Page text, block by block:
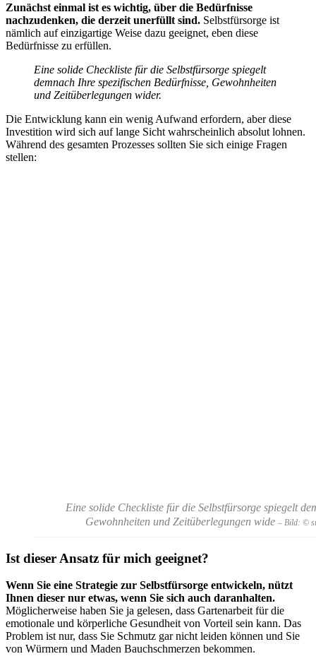
Zunächst einmal ist es wichtig, über die Bedürfnisse
nachzudenken, die derzeit unerfüllt sind. Selbstfürsorge ist
nämlich auf einzigartige Weise dazu geeignet, eben diese
Bedürfnisse zu erfüllen.
Eine solide Checkliste für die Selbstfürsorge spiegelt
demnach Ihre spezifischen Bedürfnisse, Gewohnheiten
und Zeitüberlegungen wider.
Die Entwicklung kann ein wenig Aufwand erfordern, aber diese
Investition wird sich auf lange Sicht wahrscheinlich absolut lohnen.
Während des gesamten Prozesses sollten Sie sich einige Fragen
stellen:
Eine solide Checkliste für die Selbstfürsorge spiegelt
Gewohnheiten und Zeitüberlegungen wide – Bild: ©
Ist dieser Ansatz für mich geeignet?
Wenn Sie eine Strategie zur Selbstfürsorge entwickeln, nützt
Ihnen dieser nur etwas, wenn Sie sich auch daranhalten.
Möglicherweise haben Sie ja gelesen, dass Gartenarbeit für die
emotionale und körperliche Gesundheit von Vorteil sein kann. Das
Problem ist nur, dass Sie Schmutz gar nicht leiden können und Sie
von Würmern und Maden Bauchschmerzen bekommen.